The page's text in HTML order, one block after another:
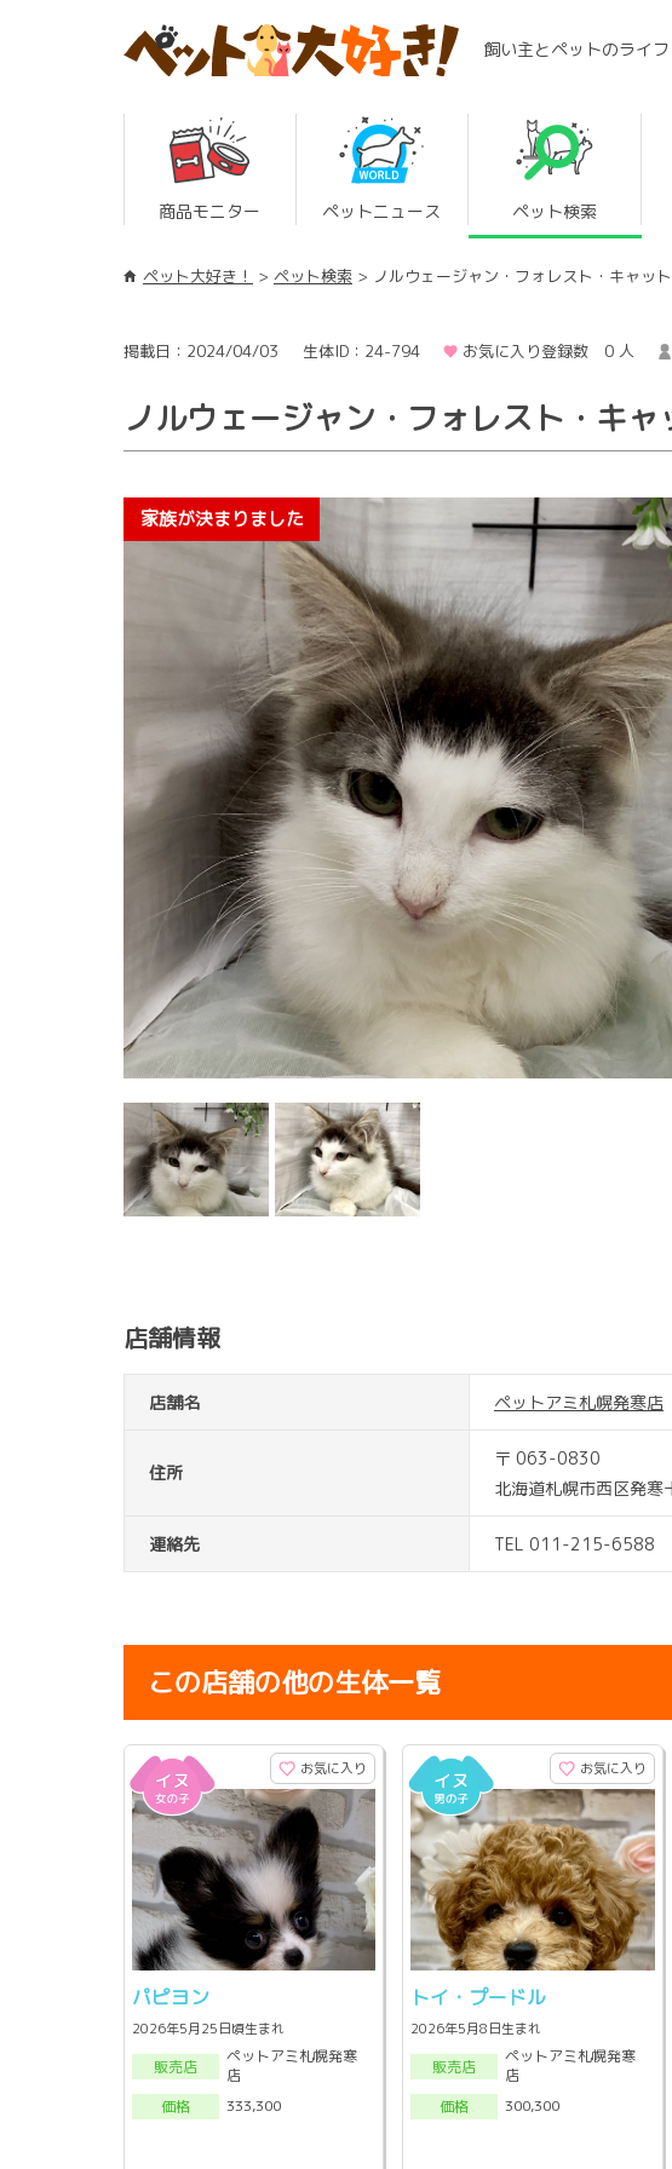
飼い主とペットのライ
商品モニター ペットニュース ペット検索
ペット大好き！ ペット検索 ノルウェージャン・フォレスト・キャット
掲載日：2024/04/03 生体ID：24-794 お気に入り登録数 0 人
ノルウェージャン・フォレスト・キ
店舗情報
店舗名 ペットアミ札幌発寒店
住所
〒 063-0830
北海道札幌市西区発
連絡先 TEL 011-215-6588
この店舗の他の生体一覧
お気に入り
パピヨン
2026年5月25日頃生まれ
販売店
ペットアミ札幌発寒
店
価格
333,300
お気に入り
トイ・プードル
2026年5月8日生まれ
販売店
ペットアミ札幌発寒
店
価格
300,300